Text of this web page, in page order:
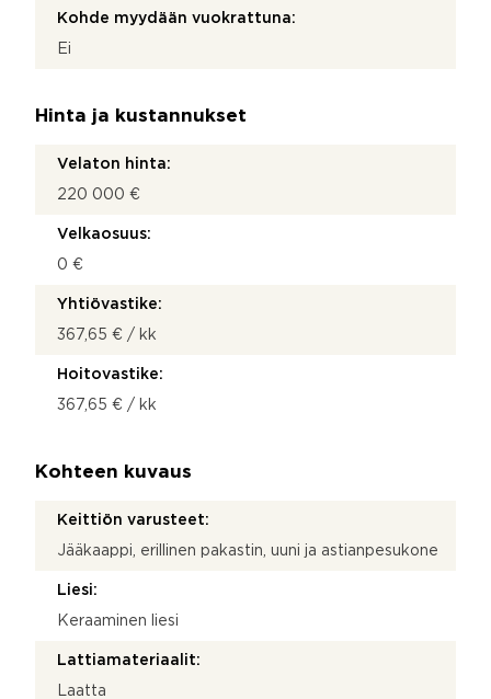
Kohde myydään vuokrattuna:
Ei
Hinta ja kustannukset
Velaton hinta:
220 000 €
Velkaosuus:
0 €
Yhtiövastike:
367,65 € / kk
Hoitovastike:
367,65 € / kk
Kohteen kuvaus
Keittiön varusteet:
Jääkaappi, erillinen pakastin, uuni ja astianpesukone
Liesi:
Keraaminen liesi
Lattiamateriaalit:
Laatta